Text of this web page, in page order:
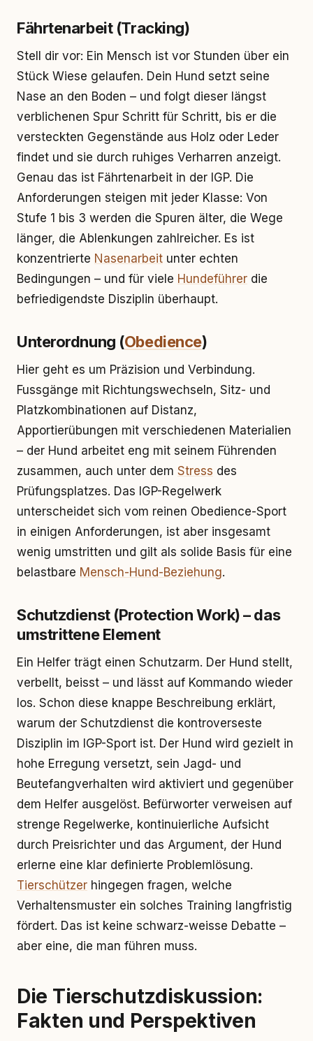
Fährtenarbeit (Tracking)
Stell dir vor: Ein Mensch ist vor Stunden über ein
Stück Wiese gelaufen. Dein Hund setzt seine
Nase an den Boden – und folgt dieser längst
verblichenen Spur Schritt für Schritt, bis er die
versteckten Gegenstände aus Holz oder Leder
findet und sie durch ruhiges Verharren anzeigt.
Genau das ist Fährtenarbeit in der IGP. Die
Anforderungen steigen mit jeder Klasse: Von
Stufe 1 bis 3 werden die Spuren älter, die Wege
länger, die Ablenkungen zahlreicher. Es ist
konzentrierte Nasenarbeit unter echten
Bedingungen – und für viele Hundeführer die
befriedigendste Disziplin überhaupt.
Unterordnung (Obedience)
Hier geht es um Präzision und Verbindung.
Fussgänge mit Richtungswechseln, Sitz- und
Platzkombinationen auf Distanz,
Apportierübungen mit verschiedenen Materialien
– der Hund arbeitet eng mit seinem Führenden
zusammen, auch unter dem Stress des
Prüfungsplatzes. Das IGP-Regelwerk
unterscheidet sich vom reinen Obedience-Sport
in einigen Anforderungen, ist aber insgesamt
wenig umstritten und gilt als solide Basis für eine
belastbare Mensch-Hund-Beziehung.
Schutzdienst (Protection Work) – das
umstrittene Element
Ein Helfer trägt einen Schutzarm. Der Hund stellt,
verbellt, beisst – und lässt auf Kommando wieder
los. Schon diese knappe Beschreibung erklärt,
warum der Schutzdienst die kontroverseste
Disziplin im IGP-Sport ist. Der Hund wird gezielt in
hohe Erregung versetzt, sein Jagd- und
Beutefangverhalten wird aktiviert und gegenüber
dem Helfer ausgelöst. Befürworter verweisen auf
strenge Regelwerke, kontinuierliche Aufsicht
durch Preisrichter und das Argument, der Hund
erlerne eine klar definierte Problemlösung.
Tierschützer hingegen fragen, welche
Verhaltensmuster ein solches Training langfristig
fördert. Das ist keine schwarz-weisse Debatte –
aber eine, die man führen muss.
Die Tierschutzdiskussion:
Fakten und Perspektiven